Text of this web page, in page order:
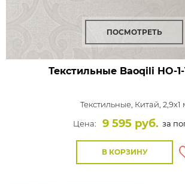
ПОСМОТРЕТЬ
Текстильные Baoqili HO-
Текстильные, Китай, 2,9x1
Цена:
9 595 руб. за
В КОРЗИНУ